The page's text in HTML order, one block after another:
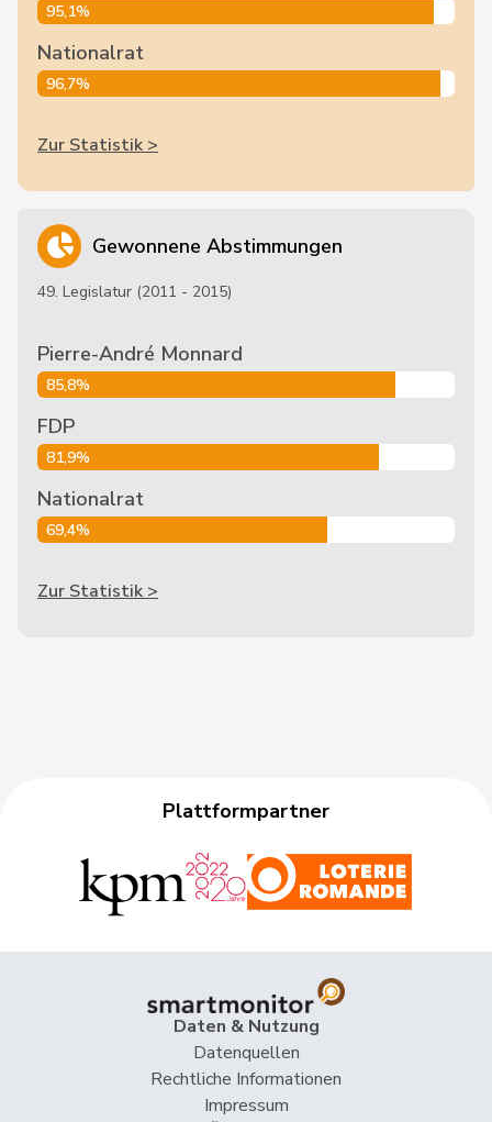
95,1%
Nationalrat
96,7%
Zur Statistik >
Gewonnene Abstimmungen
49. Legislatur (2011 - 2015)
Pierre-André Monnard
85,8%
FDP
81,9%
Nationalrat
69,4%
Zur Statistik >
Plattformpartner
Daten & Nutzung
Datenquellen
Rechtliche Informationen
Impressum